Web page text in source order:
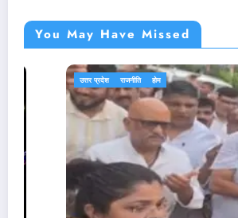
You May Have Missed
उत्तर प्रदेश राजनीति